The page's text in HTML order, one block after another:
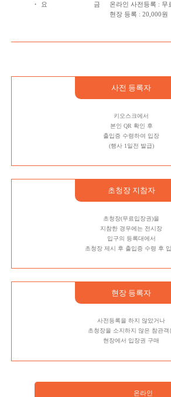
요 금
온라인 사전등록 : 무
현장 등록 : 20,000원
사전 등록자
키오스크에서
본인 QR 확인 후
출입증 수령하여 입장
(행사 1일전 발급)
초청장 지참자
초청장(무료입장권)을
지참한 경우에는 전시장
입구의 등록대에서
초청장 제시 후 출입증 수령 후
현장 등록자
사전등록을 하지 않았거나
초청장을 소지하지 않은 참관객
현장에서 입장권 구매
온라인